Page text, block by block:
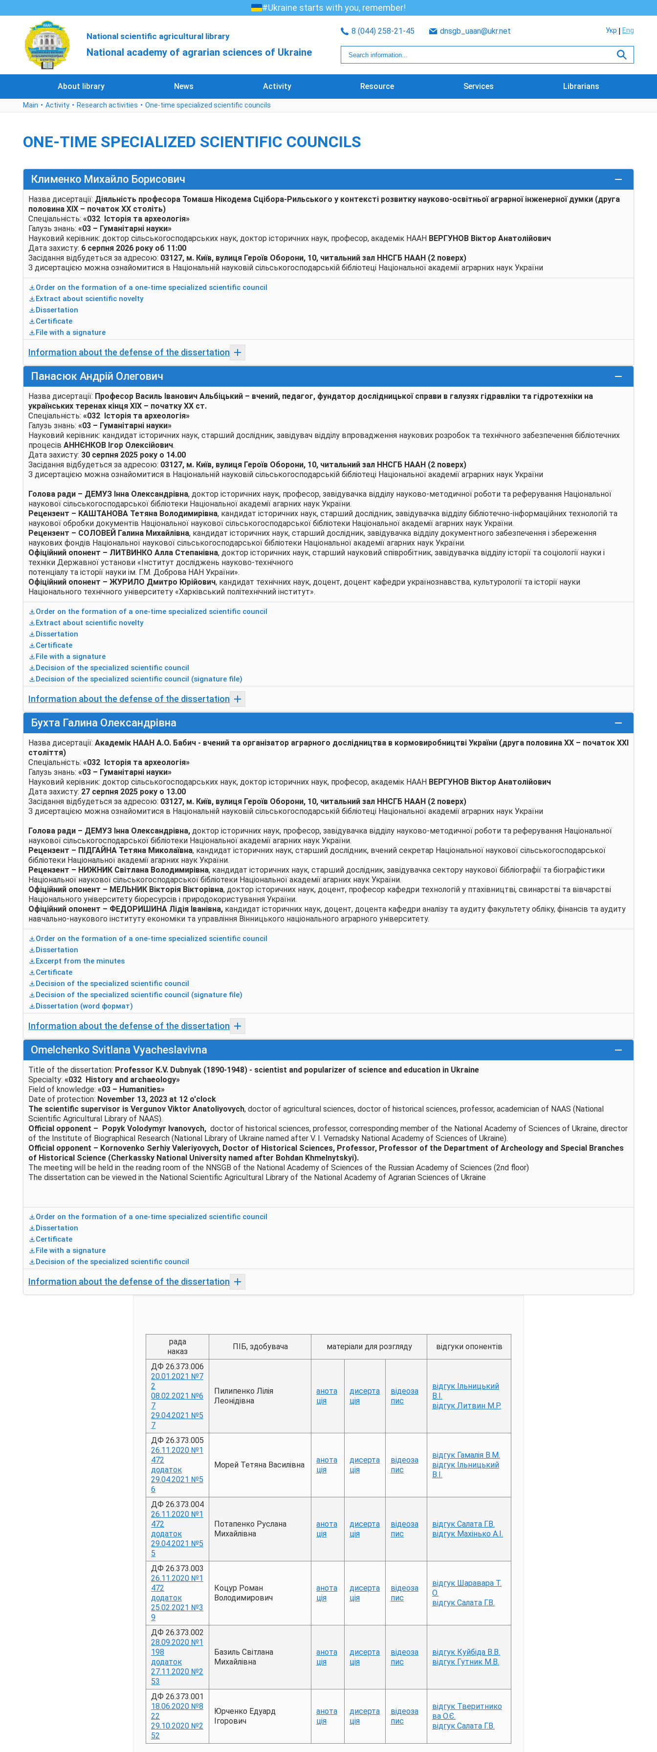
#Ukraine starts with you, remember!
National scientific agricultural library
National academy of agrarian sciences of Ukraine
8 (044) 258-21-45 dnsgb_uaan@ukr.net Укр Eng
About library News Activity Resource Services Librarians
Main Activity Research activities One-time specialized scientific councils
ONE-TIME SPECIALIZED SCIENTIFIC COUNCILS
Клименко Михайло Борисович
Назва дисертації: Діяльність професора Томаша Нікодема Сцібора-Рильського у контексті розвитку науково-освітньої аграрної інженерної думки (друга
половина ХІХ – початок ХХ століть)
Cпеціальність: «032 Історія та археологія»
Галузь знань: «03 – Гуманітарні науки»
Науковий керівник: доктор сільськогосподарських наук, доктор історичних наук, професор, академік НААН ВЕРГУНОВ Віктор Анатолійович
Дата захисту: 6 серпня 2026 року об 11:00
Засідання відбудеться за адресою: 03127, м. Київ, вулиця Героїв Оборони, 10, читальний зал ННСГБ НААН (2 поверх)
З дисертацією можна ознайомитися в Національній науковій сільськогосподарській бібліотеці Національної академії аграрних наук України
Order on the formation of a one-time specialized scientific council
Extract about scientific novelty
Dissertation
Certificate
File with a signature
Information about the defense of the dissertation
Панасюк Андрій Олегович
Назва дисертації: Професор Василь Іванович Альбіцький – вчений, педагог, фундатор дослідницької справи в галузях гідравліки та гідротехніки на
українських теренах кінця ХІХ – початку ХХ ст.
Cпеціальність: «032 Історія та археологія»
Галузь знань: «03 – Гуманітарні науки»
Науковий керівник: кандидат історичних наук, старший дослідник, завідувач відділу впровадження наукових розробок та технічного забезпечення бібліотечних
процесів АННЄНКОВ Ігор Олексійович.
Дата захисту: 30 серпня 2025 року о 14.00
Засідання відбудеться за адресою: 03127, м. Київ, вулиця Героїв Оборони, 10, читальний зал ННСГБ НААН (2 поверх)
З дисертацією можна ознайомитися в Національній науковій сільськогосподарській бібліотеці Національної академії аграрних наук України
Голова ради – ДЕМУЗ Інна Олександрівна, доктор історичних наук, професор, завідувачка відділу науково-методичної роботи та реферування Національної
наукової сільськогосподарської бібліотеки Національної академії агарних наук України.
Рецензент – КАШТАНОВА Тетяна Володимирівна, кандидат історичних наук, старший дослідник, завідувачка відділу бібліотечно-інформаційних технологій та
наукової обробки документів Національної наукової сільськогосподарської бібліотеки Національної академії агарних наук України.
Рецензент – СОЛОВЕЙ Галина Михайлівна, кандидат історичних наук, старший дослідник, завідувачка відділу документного забезпечення і збереження
наукових фондів Національної наукової сільськогосподарської бібліотеки Національної академії агарних наук України.
Офіційний опонент – ЛИТВИНКО Алла Степанівна, доктор історичних наук, старший науковий співробітник, завідувачка відділу історії та соціології науки і
техніки Державної установи «Інститут досліджень науково-технічного
потенціалу та історії науки ім. Г.М. Доброва НАН України».
Офіційний опонент – ЖУРИЛО Дмитро Юрійович, кандидат технічних наук, доцент, доцент кафедри українознавства, культурології та історії науки
Національного технічного університету «Харківський політехнічний інститут».
Order on the formation of a one-time specialized scientific council
Extract about scientific novelty
Dissertation
Certificate
File with a signature
Decision of the specialized scientific council
Decision of the specialized scientific council (signature file)
Information about the defense of the dissertation
Бухта Галина Олександрівна
Назва дисертації: Академік НААН А.О. Бабич - вчений та організатор аграрного дослідництва в кормовиробництві України (друга половина XX – початок XXI
століття)
Cпеціальність: «032 Історія та археологія»
Галузь знань: «03 – Гуманітарні науки»
Науковий керівник: доктор сільськогосподарських наук, доктор історичних наук, професор, академік НААН ВЕРГУНОВ Віктор Анатолійович
Дата захисту: 27 серпня 2025 року о 13.00
Засідання відбудеться за адресою: 03127, м. Київ, вулиця Героїв Оборони, 10, читальний зал ННСГБ НААН (2 поверх)
З дисертацією можна ознайомитися в Національній науковій сільськогосподарській бібліотеці Національної академії аграрних наук України
Голова ради – ДЕМУЗ Інна Олександрівна, доктор історичних наук, професор, завідувачка відділу науково-методичної роботи та реферування Національної
наукової сільськогосподарської бібліотеки Національної академії агарних наук України.
Рецензент – ПІДГАЙНА Тетяна Миколаївна, кандидат історичних наук, старший дослідник, вчений секретар Національної наукової сільськогосподарської
бібліотеки Національної академії агарних наук України.
Рецензент – НИЖНИК Світлана Володимирівна, кандидат історичних наук, старший дослідник, завідувачка сектору наукової бібліографії та біографістики
Національної наукової сільськогосподарської бібліотеки Національної академії агарних наук України.
Офіційний опонент – МЕЛЬНИК Вікторія Вікторівна, доктор історичних наук, доцент, професор кафедри технологій у птахівництві, свинарстві та вівчарстві
Національного університету біоресурсів і природокористування України.
Офіційний опонент – ФЕДОРИШИНА Лідія Іванівна, кандидат історичних наук, доцент, доцента кафедри аналізу та аудиту факультету обліку, фінансів та аудиту
навчально-наукового інституту економіки та управління Вінницького національного аграрного університету.
Order on the formation of a one-time specialized scientific council
Dissertation
Excerpt from the minutes
Certificate
Decision of the specialized scientific council
Decision of the specialized scientific council (signature file)
Dissertation (word формат)
Information about the defense of the dissertation
Omelchenko Svitlana Vyacheslavivna
Title of the dissertation: Professor K.V. Dubnyak (1890-1948) - scientist and popularizer of science and education in Ukraine
Specialty: «032 History and archaeology»
Field of knowledge: «03 – Humanities»
Date of protection: November 13, 2023 at 12 o'clock
The scientific supervisor is Vergunov Viktor Anatoliyovych, doctor of agricultural sciences, doctor of historical sciences, professor, academician of NAAS (National
Scientific Agricultural Library of NAAS).
Official opponent – Popyk Volodymyr Ivanovych, doctor of historical sciences, professor, corresponding member of the National Academy of Sciences of Ukraine, director
of the Institute of Biographical Research (National Library of Ukraine named after V. I. Vernadsky National Academy of Sciences of Ukraine).
Official opponent – Kornovenko Serhiy Valeriyovych, Doctor of Historical Sciences, Professor, Professor of the Department of Archeology and Special Branches
of Historical Science (Cherkassky National University named after Bohdan Khmelnytskyi).
The meeting will be held in the reading room of the NNSGB of the National Academy of Sciences of the Russian Academy of Sciences (2nd floor)
The dissertation can be viewed in the National Scientific Agricultural Library of the National Academy of Agrarian Sciences of Ukraine
Order on the formation of a one-time specialized scientific council
Dissertation
Certificate
File with a signature
Decision of the specialized scientific council
Information about the defense of the dissertation
рада
наказ
ПІБ, здобувача матеріали для розгляду відгуки опонентів
ДФ 26.373.006
20.01.2021 №7
2
08.02.2021 №6
7
29.04.2021 №5
7
Пилипенко Лілія
Леонідівна
анота
ція
дисерта
ція
відеоза
пис
відгук Ільницький
В.І.
відгук Литвин М.Р.
ДФ 26.373.005
26.11.2020 №1
472
додаток
29.04.2021 №5
6
Морей Тетяна Василівна
анота
ція
дисерта
ція
відеоза
пис
відгук Гамалія В.М.
відгук Ільницький
В.І.
ДФ 26.373.004
26.11.2020 №1
472
додаток
29.04.2021 №5
5
Потапенко Руслана
Михайлівна
анота
ція
дисерта
ція
відеоза
пис
відгук Салата Г.В.
відгук Махінько А.І.
ДФ 26.373.003
26.11.2020 №1
472
додаток
25.02.2021 №3
9
Коцур Роман
Володимирович
анота
ція
дисерта
ція
відеоза
пис
відгук Шаравара Т.
О.
відгук Салата Г.В.
ДФ 26.373.002
28.09.2020 №1
198
додаток
27.11.2020 №2
53
Базиль Світлана
Михайлівна
анота
ція
дисерта
ція
відеоза
пис
відгук Куйбіда В.В.
відгук Гутник М.В.
ДФ 26.373.001
18.06.2020 №8
22
29.10.2020 №2
52
Юрченко Едуард
Ігорович
анота
ція
дисерта
ція
відеоза
пис
відгук Тверитнико
ва О.Є.
відгук Салата Г.В.